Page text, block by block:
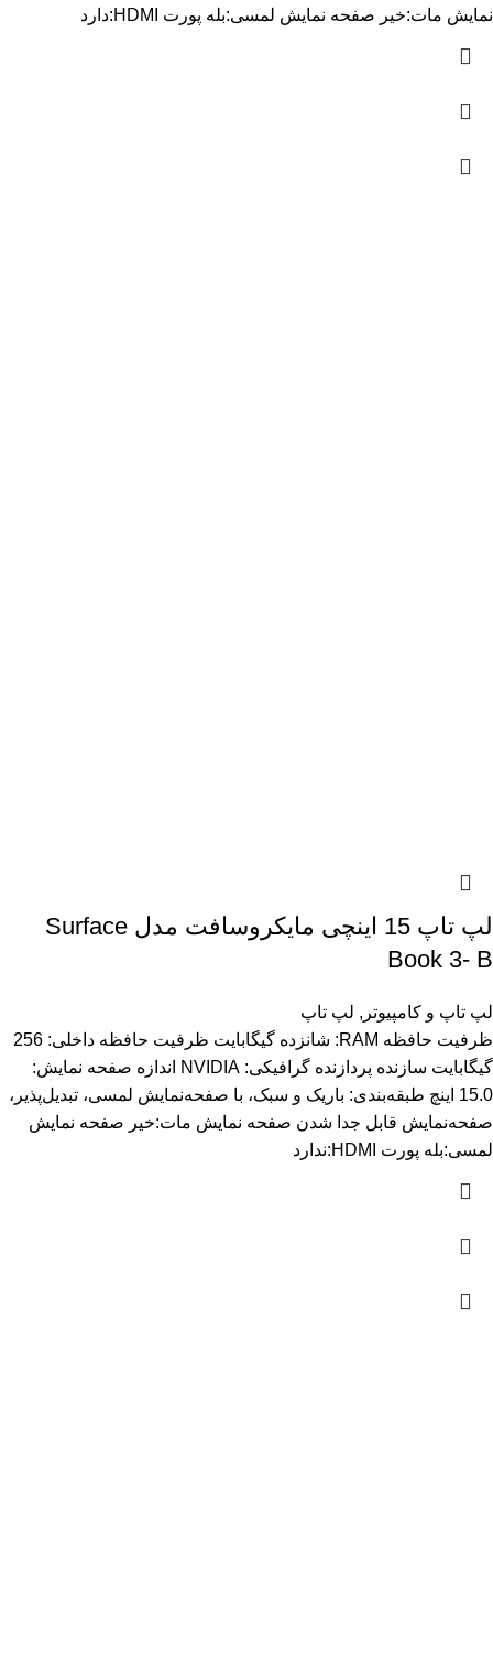
نمایش مات:خیر صفحه نمایش لمسی:بله پورت HDMI:دارد
لپ تاپ 15 اینچی مایکروسافت مدل Surface
Book 3- B
لپ تاپ و کامپیوتر , لپ تاپ
ظرفیت حافظه RAM: شانزده گیگابایت ظرفیت حافظه داخلی: 256
گیگابایت سازنده پردازنده گرافیکی: NVIDIA اندازه صفحه نمایش:
15.0 اینچ طبقه‌بندی: باریک و سبک، با صفحه‌نمایش لمسی، تبدیل‌پذیر،
صفحه‌نمایش قابل جدا شدن صفحه نمایش مات:خیر صفحه نمایش
لمسی:بله پورت HDMI:ندارد